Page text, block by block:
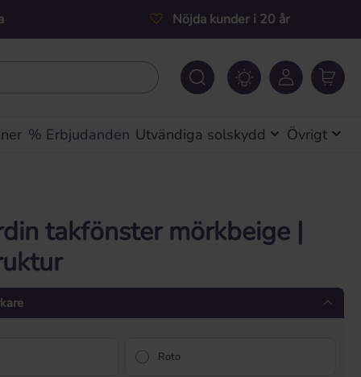
Nöjda kunder i 20 år
% Erbjudanden Utvändiga solskydd Övrigt
takfönster mörkbeige |
Roto